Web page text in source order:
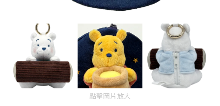
點擊圖片放大